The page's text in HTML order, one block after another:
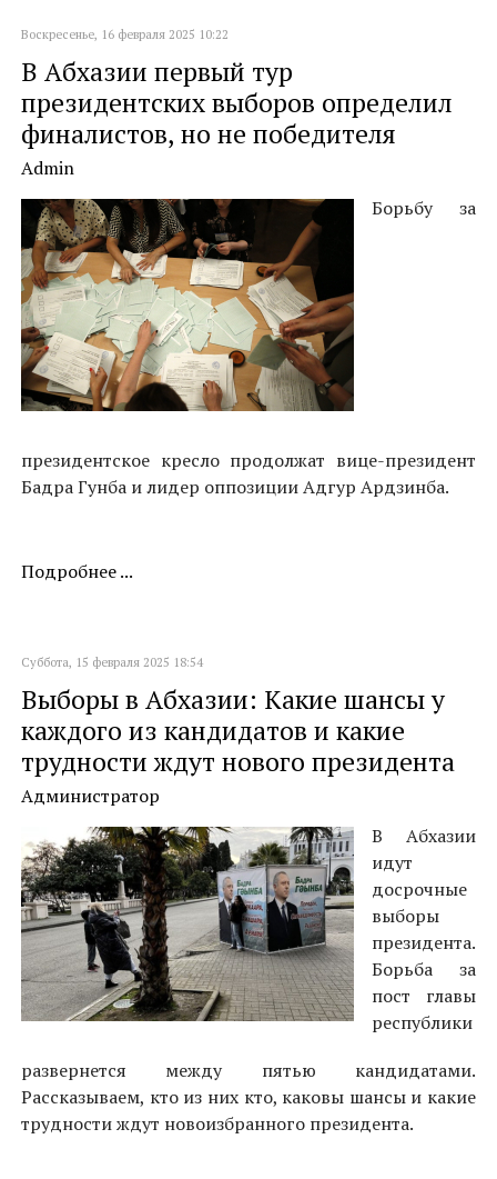
Воскресенье, 16 февраля 2025 10:22
В Абхазии первый тур
президентских выборов определил
финалистов, но не победителя
Admin
Борьбу за
президентское кресло продолжат вице-президент
Бадра Гунба и лидер оппозиции Адгур Ардзинба.
Подробнее ...
Суббота, 15 февраля 2025 18:54
Выборы в Абхазии: Какие шансы у
каждого из кандидатов и какие
трудности ждут нового президента
Администратор
В Абхазии
идут
досрочные
выборы
президента.
Борьба за
пост главы
республики
развернется между пятью кандидатами.
Рассказываем, кто из них кто, каковы шансы и какие
трудности ждут новоизбранного президента.